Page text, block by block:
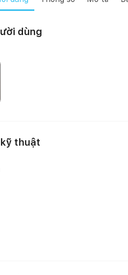
dùng
thuật